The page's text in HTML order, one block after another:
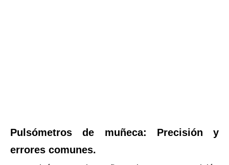
Pulsómetros de muñeca: Precisión y
errores comunes.